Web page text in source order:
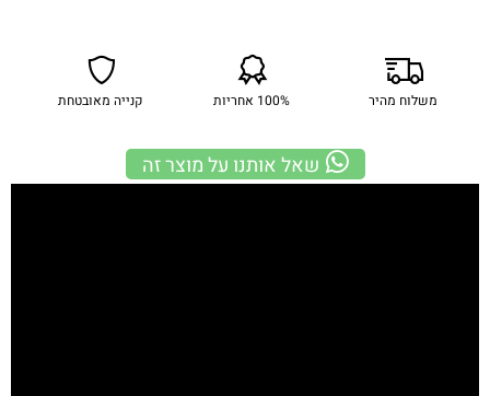
משלוח מהיר 100% אחריות קנייה מאובטחת
שאל אותנו על מוצר זה